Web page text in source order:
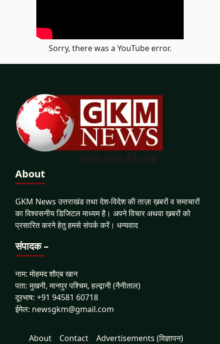
Sorry, there was a YouTube error.
About
GKM News उत्तराखंड तथा देश-विदेश की ताज़ा ख़बरों व समाचारों
का विश्वसनीय डिजिटल माध्यम है। अपने विचार अथवा ख़बरों को
प्रसारित करने हेतु हमसे संपर्क करें। धन्यवाद
संपादक –
नाम: मोहमद शौएब खान
पता: मुखनी, मानपुर पश्चिम, हल्द्वानी (नैनीताल)
दूरभाष: +91 94581 60718
ईमेल: newsgkm@gmail.com
About Contact Advertisements (विज्ञापन)